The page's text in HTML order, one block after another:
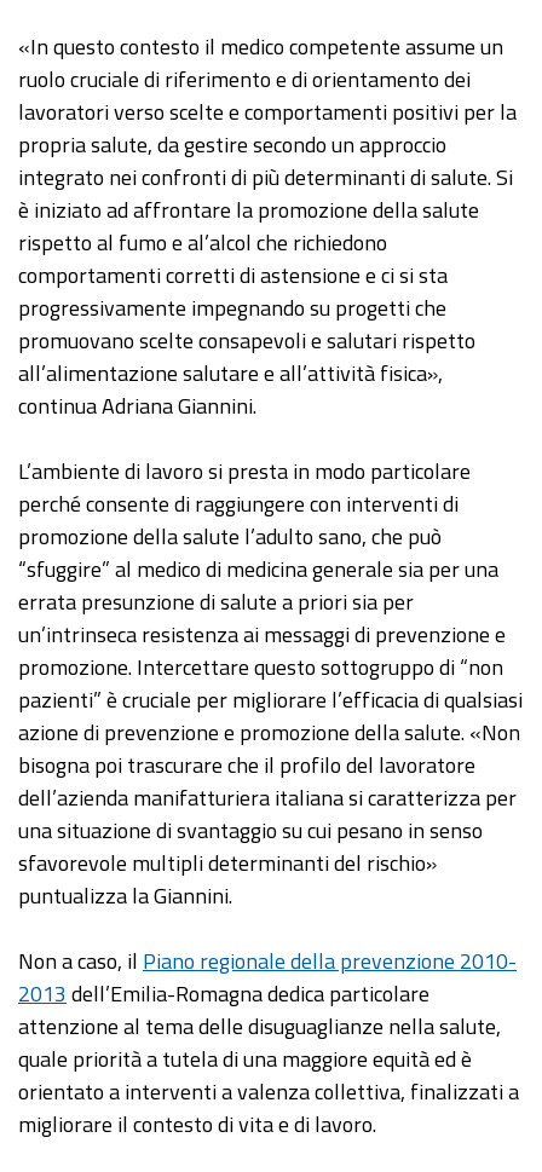
«In questo contesto il medico competente assume un
ruolo cruciale di riferimento e di orientamento dei
lavoratori verso scelte e comportamenti positivi per la
propria salute, da gestire secondo un approccio
integrato nei confronti di più determinanti di salute. Si
è iniziato ad affrontare la promozione della salute
rispetto al fumo e al’alcol che richiedono
comportamenti corretti di astensione e ci si sta
progressivamente impegnando su progetti che
promuovano scelte consapevoli e salutari rispetto
all’alimentazione salutare e all’attività fisica»,
continua Adriana Giannini.
L’ambiente di lavoro si presta in modo particolare
perché consente di raggiungere con interventi di
promozione della salute l’adulto sano, che può
“sfuggire” al medico di medicina generale sia per una
errata presunzione di salute a priori sia per
un’intrinseca resistenza ai messaggi di prevenzione e
promozione. Intercettare questo sottogruppo di “non
pazienti” è cruciale per migliorare l’efficacia di qualsiasi
azione di prevenzione e promozione della salute. «Non
bisogna poi trascurare che il profilo del lavoratore
dell’azienda manifatturiera italiana si caratterizza per
una situazione di svantaggio su cui pesano in senso
sfavorevole multipli determinanti del rischio»
puntualizza la Giannini.
Non a caso, il Piano regionale della prevenzione 2010-
2013 dell’Emilia-Romagna dedica particolare
attenzione al tema delle disuguaglianze nella salute,
quale priorità a tutela di una maggiore equità ed è
orientato a interventi a valenza collettiva, finalizzati a
migliorare il contesto di vita e di lavoro.